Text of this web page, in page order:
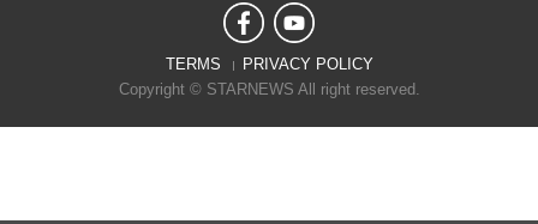
TERMS
PRIVACY POLICY
Copyright © STARNEWS All right reserved.